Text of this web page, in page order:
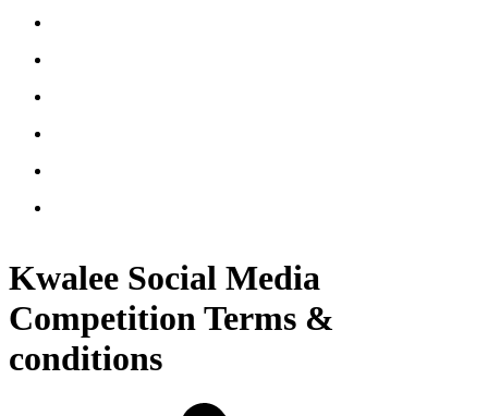
Kwalee Social Media
Competition Terms &
conditions